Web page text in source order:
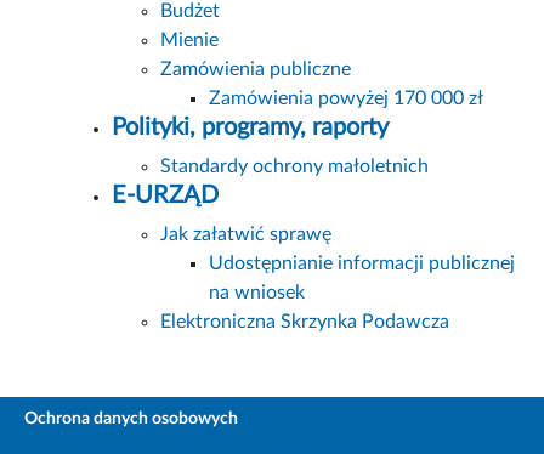
Budżet
Mienie
Zamówienia publiczne
Zamówienia powyżej 170 000 zł
Polityki, programy, raporty
Standardy ochrony małoletnich
E-URZĄD
Jak załatwić sprawę
Udostępnianie informacji publicznej
na wniosek
Elektroniczna Skrzynka Podawcza
Ochrona danych osobowych